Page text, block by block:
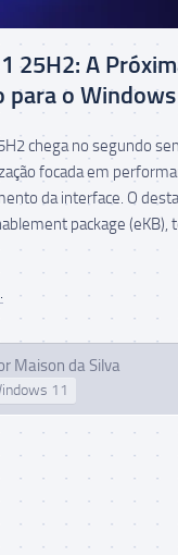
25H2: A
para o
chega no segundo
focada em
da interface. O
package (eKB),
Maison da Silva
11